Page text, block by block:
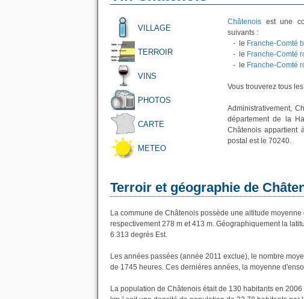
VILLAGE
TERROIR
VINS
PHOTOS
CARTE
METEO
Châtenois est une
suivants :
- le Franche-Comté
- le Franche-Comté
- le Franche-Comté
Vous trouverez tous
Administrativement,
département de la
Châtenois appartient
postal est le 70240.
Terroir et géographie de
La commune de Châtenois possède une altitude
respectivement 278 m et 413 m. Géographiquement la
6.313 degrés Est.
Les années passées (année 2011 exclue), le nombre
de 1745 heures. Ces dernières années, la moyenne
La population de Châtenois était de 130 habitants en